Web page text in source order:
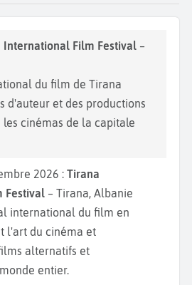
International Film Festival –
du film de Tirana
d'auteur et des productions
les cinémas de la capitale
2026 : Tirana
Festival – Tirana, Albanie
international du film en
l'art du cinéma et
alternatifs et
entier.